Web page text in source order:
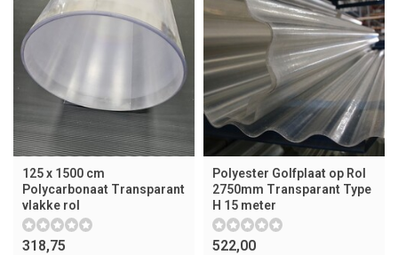
125 x 1500 cm
Polycarbonaat Transparant
vlakke rol
318,75
Polyester Golfplaat op Rol
2750mm Transparant Type
H 15 meter
522,00